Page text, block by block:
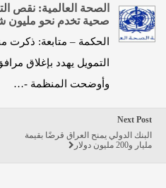
الصحة العالمية: نقص
صحية تخدم نحو مليون
الحكمة – متابعة: ذكرت
التمويل يهدد بإغلاق
وأوضحت المنظمة -…
Next Post
البنك الدولي يمنح العراق قرضًا بقيمة
مليار و200 مليون دولار